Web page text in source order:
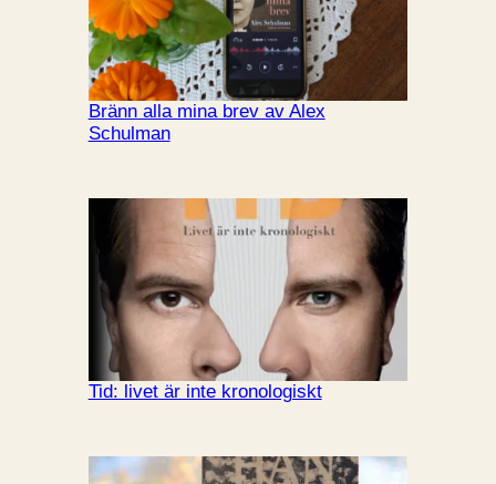
Bränn alla mina brev av Alex
Schulman
Tid: livet är inte kronologiskt